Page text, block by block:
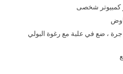
، ضع في علبة مع رغوة البولي